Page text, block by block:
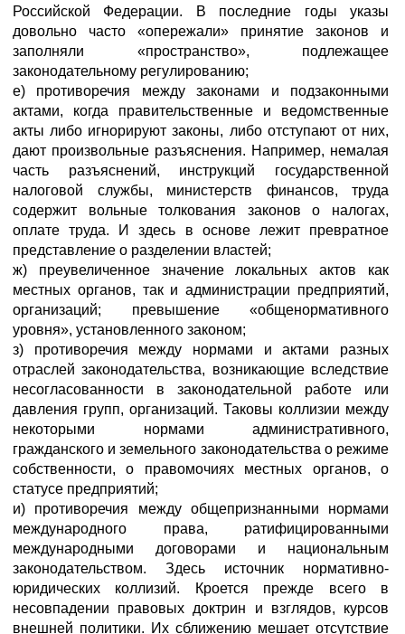
Российской Федерации. В последние годы указы
довольно часто «опережали» принятие законов и
заполняли «пространство», подлежащее
законодательному регулированию;
е) противоречия между законами и подзаконными
актами, когда правительственные и ведомственные
акты либо игнорируют законы, либо отступают от них,
дают произвольные разъяснения. Например, немалая
часть разъяснений, инструкций государственной
налоговой службы, министерств финансов, труда
содержит вольные толкования законов о налогах,
оплате труда. И здесь в основе лежит превратное
представление о разделении властей;
ж) преувеличенное значение локальных актов как
местных органов, так и администрации предприятий,
организаций; превышение «общенормативного
уровня», установленного законом;
з) противоречия между нормами и актами разных
отраслей законодательства, возникающие вследствие
несогласованности в законодательной работе или
давления групп, организаций. Таковы коллизии между
некоторыми нормами административного,
гражданского и земельного законодательства о режиме
собственности, о правомочиях местных органов, о
статусе предприятий;
и) противоречия между общепризнанными нормами
международного права, ратифицированными
международными договорами и национальным
законодательством. Здесь источник нормативно-
юридических коллизий. Кроется прежде всего в
несовпадении правовых доктрин и взглядов, курсов
внешней политики. Их сближению мешает отсутствие